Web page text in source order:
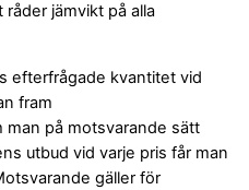
jämvikt på alla
efterfrågade kvantitet vid
fram
man på motsvarande sätt
utbud vid varje pris får man
gäller för